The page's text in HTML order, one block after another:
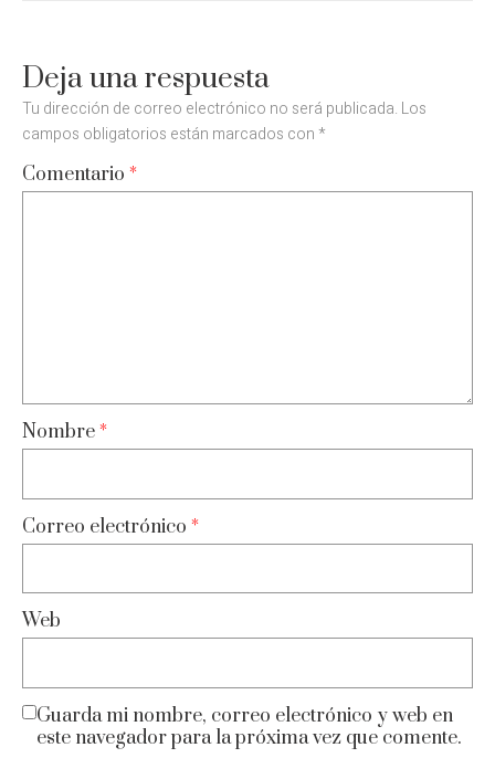
Deja una respuesta
Tu dirección de correo electrónico no será publicada. Los
campos obligatorios están marcados con*
Comentario *
Nombre*
Correo electrónico *
Web
Guarda mi nombre, correo electrónico y web en
este navegador para la próxima vez que comente.